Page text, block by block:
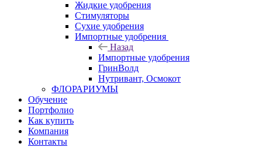
Жидкие удобрения
Стимуляторы
Сухие удобрения
Импортные удобрения
Назад
Импортные удобрения
ГринВолд
Нутривант, Осмокот
ФЛОРАРИУМЫ
Обучение
Портфолио
Как купить
Компания
Контакты